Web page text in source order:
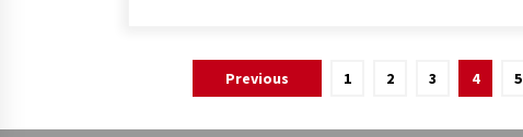
o
o
er sA
p
l
dI
er e
Previous 1 2 3 4 5